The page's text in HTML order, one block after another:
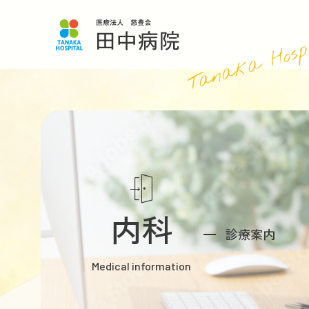
Tanaka
内科
Medical information
診療案内